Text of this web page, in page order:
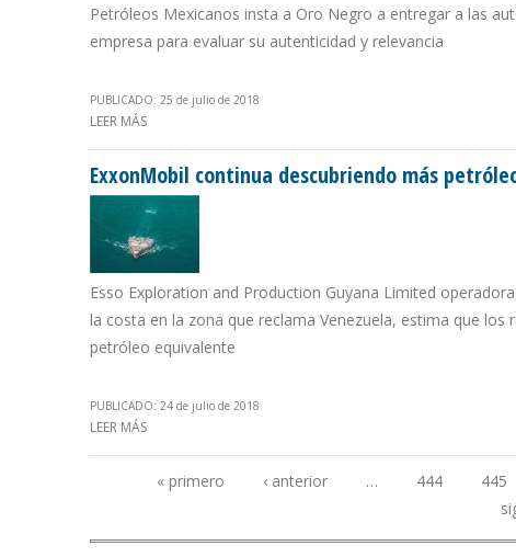
Petróleos Mexicanos insta a Oro Negro a entregar a las
empresa para evaluar su autenticidad y relevancia
PUBLICADO: 25 de julio de 2018
LEER MÁS
ExxonMobil continua descubriendo más
Esso Exploration and Production Guyana Limited
la costa en la zona que reclama Venezuela, estima que
petróleo equivalente
PUBLICADO: 24 de julio de 2018
LEER MÁS
Páginas
« primero ‹ anterior … 444 445